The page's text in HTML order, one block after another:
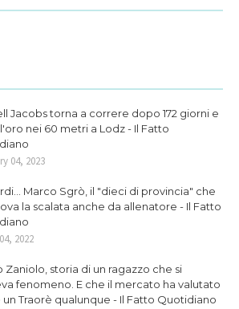
Jacobs torna a correre dopo 172 giorni e
nei 60 metri a Lodz - Il Fatto
04, 2023
Marco Sgrò, il "dieci di provincia" che
la scalata anche da allenatore - Il Fatto
2022
Zaniolo, storia di un ragazzo che si
fenomeno. E che il mercato ha valutato
Traorè qualunque - Il Fatto Quotidiano